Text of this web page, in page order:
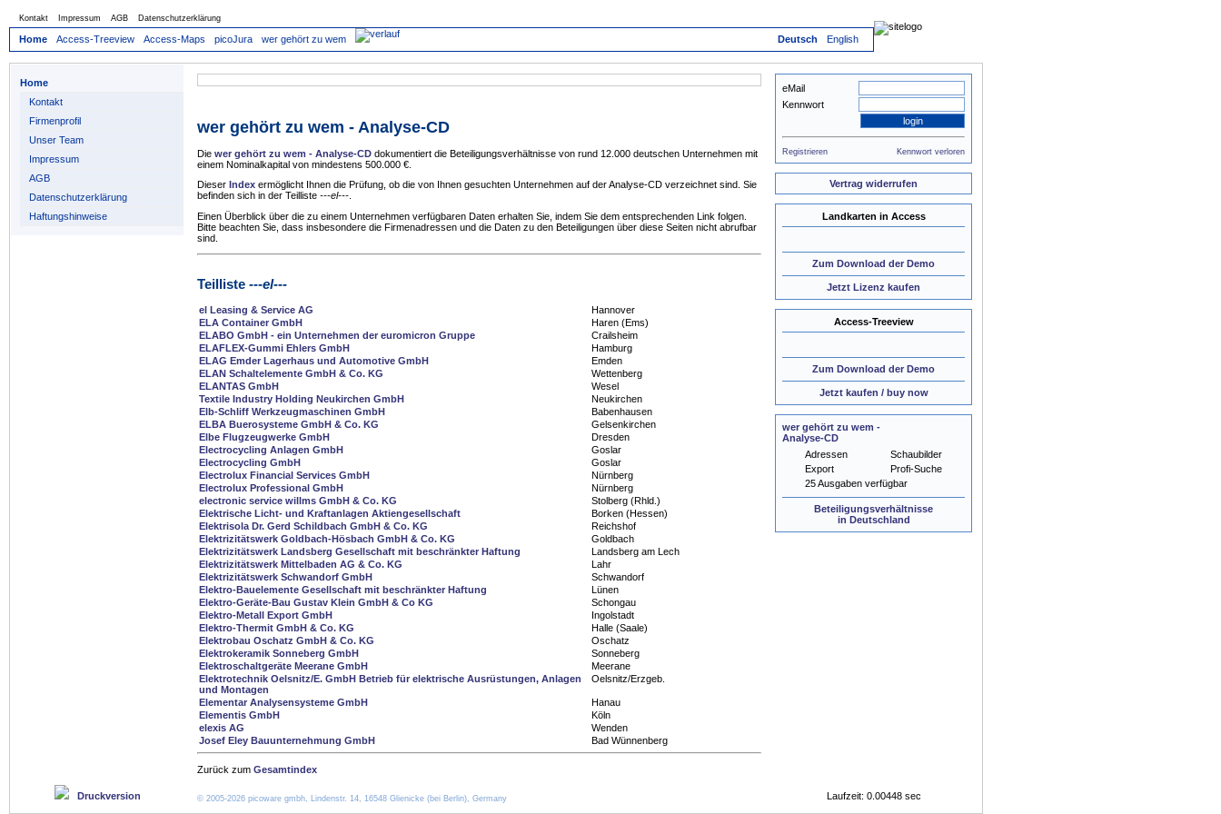
Kontakt Impressum AGB Datenschutzerklärung
Home Access-Treeview Access-Maps picoJura wer gehört zu wem Deutsch English
Home
Kontakt
Firmenprofil
Unser Team
Impressum
AGB
Datenschutzerklärung
Haftungshinweise
wer gehört zu wem - Analyse-CD
Die wer gehört zu wem - Analyse-CD dokumentiert die Beteiligungsverhältnisse von rund 12.000 deutschen Unternehmen mit
einem Nominalkapital von mindestens 500.000 €.
Dieser Index ermöglicht Ihnen die Prüfung, ob die von Ihnen gesuchten Unternehmen auf der Analyse-CD verzeichnet sind. Sie
befinden sich in der Teilliste ---el---.
Einen Überblick über die zu einem Unternehmen verfügbaren Daten erhalten Sie, indem Sie dem entsprechenden Link folgen.
Bitte beachten Sie, dass insbesondere die Firmenadressen und die Daten zu den Beteiligungen über diese Seiten nicht abrufbar
sind.
Teilliste ---el---
el Leasing & Service AG
Hannover
ELA Container GmbH
Haren (Ems)
ELABO GmbH - ein Unternehmen der euromicron Gruppe
Crailsheim
ELAFLEX-Gummi Ehlers GmbH
Hamburg
ELAG Emder Lagerhaus und Automotive GmbH
Emden
ELAN Schaltelemente GmbH & Co. KG
Wettenberg
ELANTAS GmbH
Wesel
Textile Industry Holding Neukirchen GmbH
Neukirchen
Elb-Schliff Werkzeugmaschinen GmbH
Babenhausen
ELBA Buerosysteme GmbH & Co. KG
Gelsenkirchen
Elbe Flugzeugwerke GmbH
Dresden
Electrocycling Anlagen GmbH
Goslar
Electrocycling GmbH
Goslar
Electrolux Financial Services GmbH
Nürnberg
Electrolux Professional GmbH
Nürnberg
electronic service willms GmbH & Co. KG
Stolberg (Rhld.)
Elektrische Licht- und Kraftanlagen Aktiengesellschaft
Borken (Hessen)
Elektrisola Dr. Gerd Schildbach GmbH & Co. KG
Reichshof
Elektrizitätswerk Goldbach-Hösbach GmbH & Co. KG
Goldbach
Elektrizitätswerk Landsberg Gesellschaft mit beschränkter Haftung
Landsberg am Lech
Elektrizitätswerk Mittelbaden AG & Co. KG
Lahr
Elektrizitätswerk Schwandorf GmbH
Schwandorf
Elektro-Bauelemente Gesellschaft mit beschränkter Haftung
Lünen
Elektro-Geräte-Bau Gustav Klein GmbH & Co KG
Schongau
Elektro-Metall Export GmbH
Ingolstadt
Elektro-Thermit GmbH & Co. KG
Halle (Saale)
Elektrobau Oschatz GmbH & Co. KG
Oschatz
Elektrokeramik Sonneberg GmbH
Sonneberg
Elektroschaltgeräte Meerane GmbH
Meerane
Elektrotechnik Oelsnitz/E. GmbH Betrieb für elektrische Ausrüstungen, Anlagen
und Montagen
Oelsnitz/Erzgeb.
Elementar Analysensysteme GmbH
Hanau
Elementis GmbH
Köln
elexis AG
Wenden
Josef Eley Bauunternehmung GmbH
Bad Wünnenberg
Zurück zum Gesamtindex
eMail
Kennwort
Registrieren Kennwort verloren
Vertrag widerrufen
Landkarten in Access
Zum Download der Demo
Jetzt Lizenz kaufen
Access-Treeview
Zum Download der Demo
Jetzt kaufen / buy now
wer gehört zu wem -
Analyse-CD
Adressen
Schaubilder
Export
Profi-Suche
25 Ausgaben verfügbar
Beteiligungsverhältnisse
in Deutschland
Druckversion © 2005-2026 picoware gmbh, Lindenstr. 14, 16548 Glienicke (bei Berlin), Germany Laufzeit: 0.00448 sec